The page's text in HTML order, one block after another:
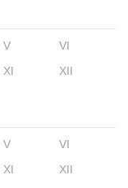
V
VI
XI XII
V
VI
XI XII